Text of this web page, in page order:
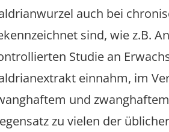
auch bei
sind, wie z.B.
Studie an
einnahm, im
und
zu vielen der